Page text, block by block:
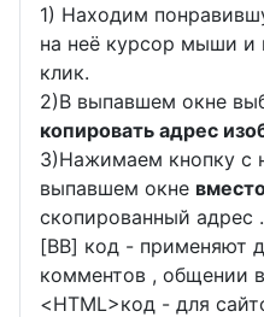
1) Находим
на неё курсор мыши и
клик.
2)В выпавшем окне
копировать адрес
3)Нажимаем кнопку с
выпавшем окне
скопированный адрес .
[BB] код - применяют
комментов , общении в
<HTML>код - для